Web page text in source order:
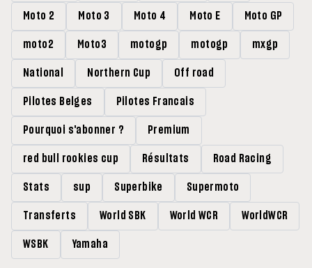
Moto 2 Moto 3 Moto 4 Moto E Moto GP
moto2 Moto3 motogp motogp mxgp
National Northern Cup Off road
Pilotes Belges Pilotes Francais
Pourquoi s'abonner ? Premium
red bull rookies cup Résultats Road Racing
Stats sup Superbike Supermoto
Transferts World SBK World WCR WorldWCR
WSBK Yamaha